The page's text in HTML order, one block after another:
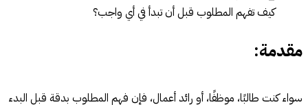
كيف تفهم المطلوب قبل أن تبدأ في أي واجب؟
مقدمة:
سواء كنت طالبًا، موظفًا، أو رائد أعمال، فإن فهم المطلوب بدقة قبل البدء